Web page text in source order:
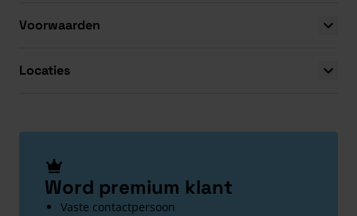
Voorwaarden
Locaties
Word premium klant
Vaste contactpersoon